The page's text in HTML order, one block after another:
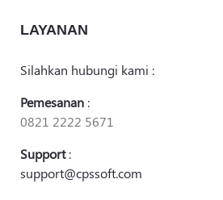
LAYANAN
Silahkan hubungi kami :
Pemesanan:
0821 2222 5671
Support:
support@cpssoft.com